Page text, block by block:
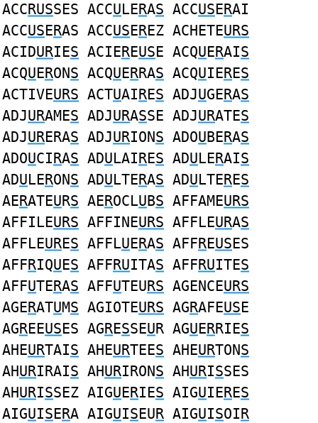
ACCRUSSES ACCULERAS ACCUSERAI
ACCUSERAS ACCUSEREZ ACHETEURS
ACIDURIES ACIEREUSE ACQUERAIS
ACQUERONS ACQUERRAS ACQUIERES
ACTIVEURS ACTUAIRES ADJUGERAS
ADJURAMES ADJURASSE ADJURATES
ADJURERAS ADJURIONS ADOUBERAS
ADOUCIRAS ADULAIRES ADULERAIS
ADULERONS ADULTERAS ADULTERES
AERATEURS AEROCLUBS AFFAMEURS
AFFILEURS AFFINEURS AFFLEURAS
AFFLEURES AFFLUERAS AFFREUSES
AFFRIQUES AFFRUITAS AFFRUITES
AFFUTERAS AFFUTEURS AGENCEURS
AGERATUMS AGIOTEURS AGRAFEUSE
AGREEUSES AGRESSEUR AGUERRIES
AHEURTAIS AHEURTEES AHEURTONS
AHURIRAIS AHURIRONS AHURISSES
AHURISSEZ AIGUERIES AIGUIERES
AIGUISERA AIGUISEUR AIGUISOIR